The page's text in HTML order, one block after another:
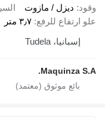
وقود ديزل / مازوت
علو ارتفاع للرفع ٣٫٧ متر
إسبانيا، Tudela
Maquinza S.A.